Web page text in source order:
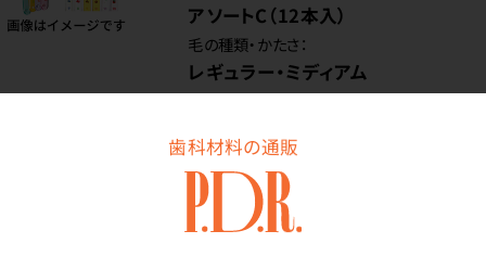
歯科材料の通販
アソートC（12本入）
毛の種類・かたさ：
レギュラー・ミディアム
価格はログイン後表示